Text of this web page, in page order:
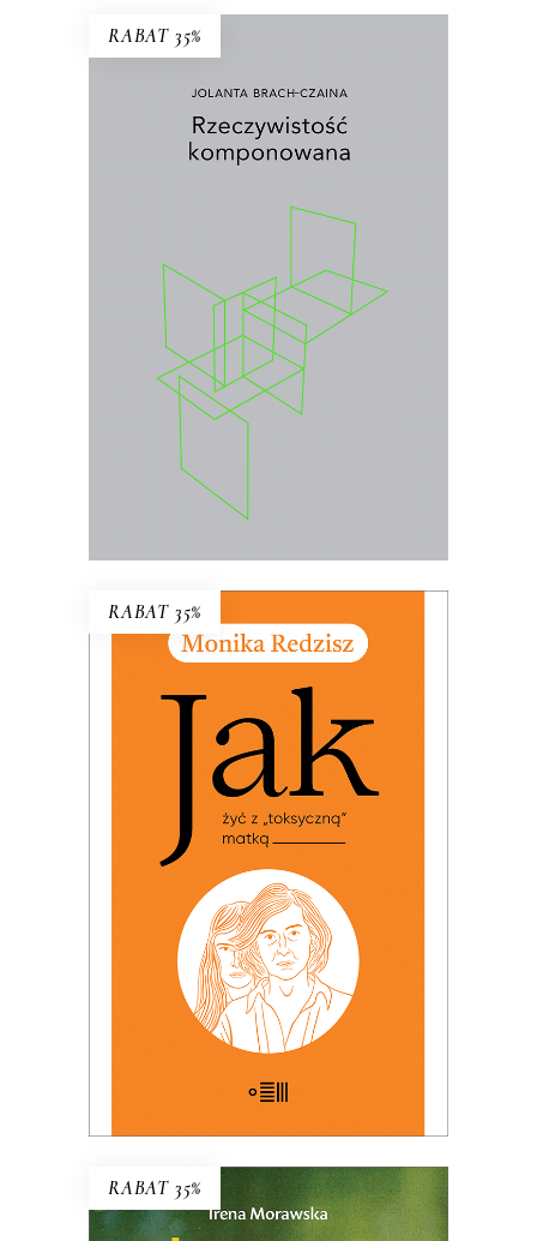
RABAT 35%
E-BOOK DO KOSZYKA
RZECZYWISTOŚĆ
Wybór najważniejszych esejów i
wywiadów prasowych Jolanty Brach-
Czainy.
40.00zł 26.00
KSIĄŻKA DO KOSZYKA
RABAT 35%
E-BOOK DO KOSZYKA
JAK ŻYĆ Z „TOKSYCZNĄ”
MATKĄ
PREMIERA: 24 listopada 2025
49.99zł 32.49
KSIĄŻKA DO KOSZYKA
RABAT 35%
Życie mnie poplątało. Scenariusze